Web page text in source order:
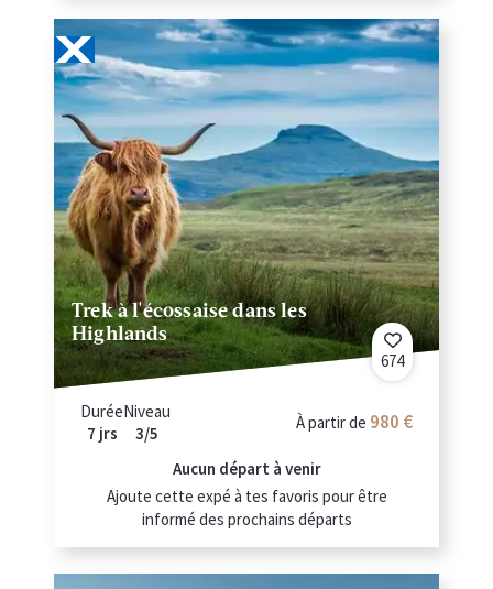
Trek à l'écossaise dans les
Highlands
674
Durée
7 jrs
Niveau
3/5
À partir de 980 €
Aucun départ à venir
Ajoute cette expé à tes favoris pour être
informé des prochains départs